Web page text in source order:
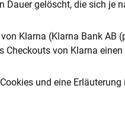
Dauer gelöscht, die sich je
Klarna (Klarna Bank
Checkouts von Klarna
und eine